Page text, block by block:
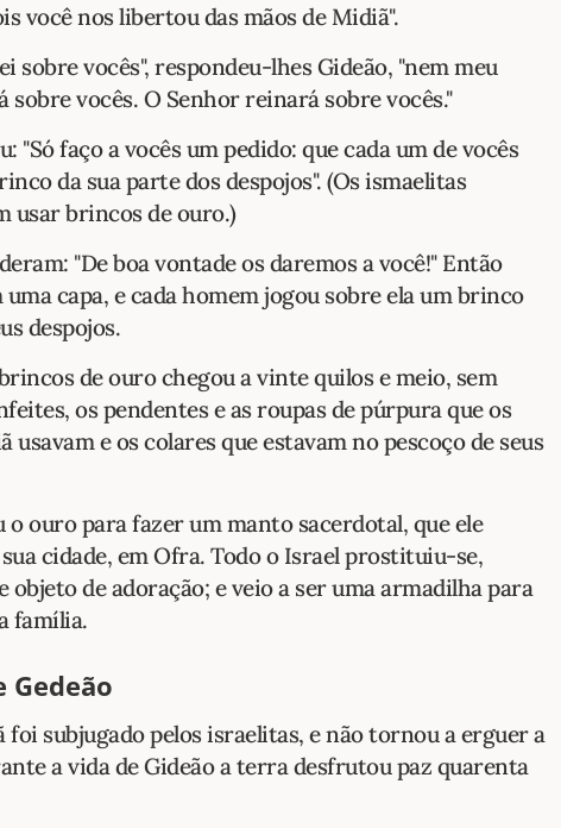
você nos libertou das mãos de Midiã".
sobre vocês", respondeu-lhes Gideão, "nem meu
vocês. O Senhor reinará sobre vocês."
"Só faço a vocês um pedido: que cada um de vocês
da sua parte dos despojos". (Os ismaelitas
usar brincos de ouro.)
"De boa vontade os daremos a você!" Então
capa, e cada homem jogou sobre ela um brinco
despojos.
de ouro chegou a vinte quilos e meio, sem
os pendentes e as roupas de púrpura que os
usavam e os colares que estavam no pescoço de seus
o ouro para fazer um manto sacerdotal, que ele
cidade, em Ofra. Todo o Israel prostituiu-se,
objeto de adoração; e veio a ser uma armadilha para
família.
Gedeão
foi subjugado pelos israelitas, e não tornou a erguer a
a vida de Gideão a terra desfrutou paz quarenta